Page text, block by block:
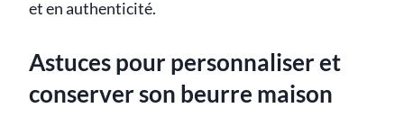
et en authenticité.
Astuces pour personnaliser et
conserver son beurre maison